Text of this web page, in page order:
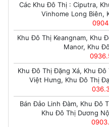
Các Khu Đô Thị : Ciputra,
Vinhome Long Biên,
Khu Đô Thị Keangnam, Khu
Manor, Khu
Khu Đô Thị Đặng Xá, Khu Đô
Việt Hưng, Khu Đô Thị
Bán Đảo Linh Đàm, Khu Đô
Khu Đô Thị Dương